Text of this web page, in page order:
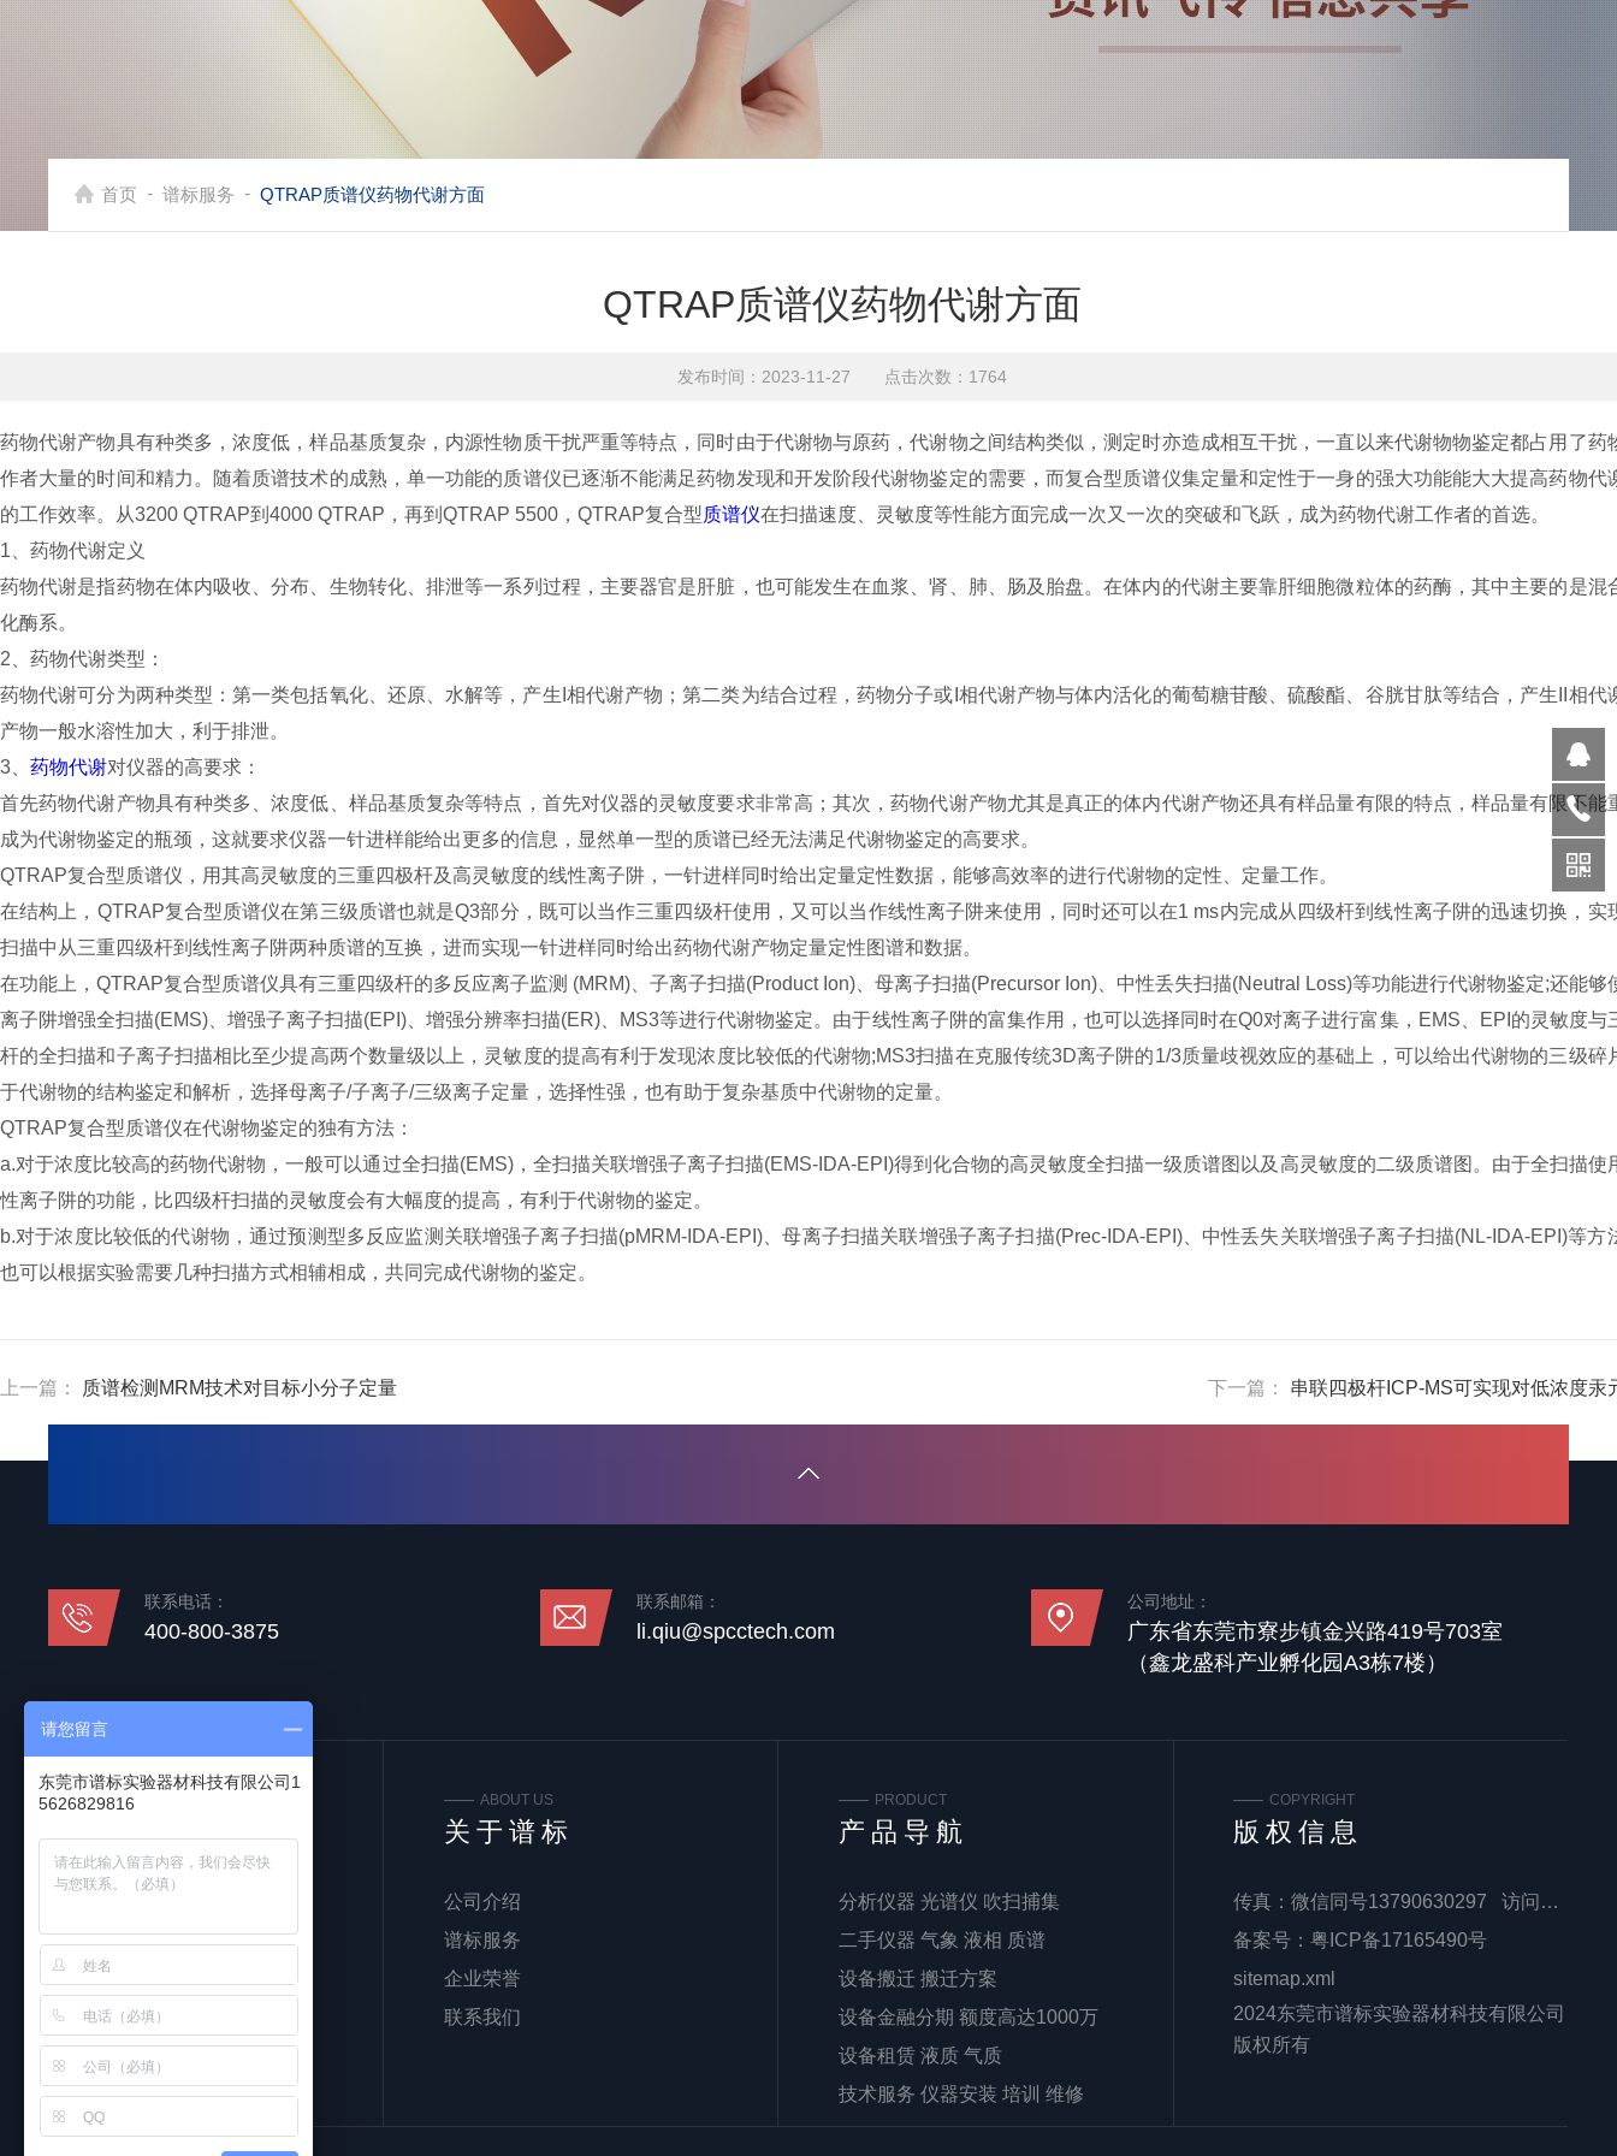
首页 - 谱标服务 - QTRAP质谱仪药物代谢方面
QTRAP质谱仪药物代谢方面
发布时间：2023-11-27 点击次数：1764
药物代谢产物具有种类多，浓度低，样品基质复杂，内源性物质干扰严重等特点，同时由于代谢物与原药，代谢物之间结构类似，测定时亦造成相互干扰，一直以来代谢物物鉴定都占用了药
作者大量的时间和精力。随着质谱技术的成熟，单一功能的质谱仪已逐渐不能满足药物发现和开发阶段代谢物鉴定的需要，而复合型质谱仪集定量和定性于一身的强大功能能大大提高药物代
的工作效率。从3200 QTRAP到 4000 QTRAP ，再到 QTRAP 5500 ， QTRAP复合型质谱仪在扫描速度、灵敏度等性能方面完成一次又一次的突破和飞跃，成为药物代谢工作者的首选。
1 、药物代谢定义
药物代谢是指药物在体内吸收、分布、生物转化、排泄等一系列过程，主要器官是肝脏，也可能发生在血浆、肾、肺、肠及胎盘。在体内的代谢主要靠肝细胞微粒体的药酶，其中主要的是混
化酶系。
2 、药物代谢类型：
药物代谢可分为两种类型：第一类包括氧化、还原、水解等，产生 相代谢产物；第二类为结合过程，药物分子或 相代谢产物与体内活化的葡萄糖苷酸、硫酸酯、谷胱甘肽等结合，产生 相代
产物一般水溶性加大，利于排泄。
3
药物代谢对仪器的高要求：
首先药物代谢产物具有种类多、浓度低、样品基质复杂等特点，首先对仪器的灵敏度要求非常高；其次，药物代谢产物尤其是真正的体内代谢产物还具有样品量有限的特点，样品量有限不能
成为代谢物鉴定的瓶颈，这就要求仪器一针进样能给出更多的信息，显然单一型的质谱已经无法满足代谢物鉴定的高要求。
QTRAP复合型质谱仪，用其高灵敏度的三重四极杆及高灵敏度的线性离子阱，一针进样同时给出定量定性数据，能够高效率的进行代谢物的定性、定量工作。
在结构上， QTRAP复合型质谱仪在第三级质谱也就是Q3部分，既可以当作三重四级杆使用，又可以当作线性离子阱来使用，同时还可以在1 ms内完成从四级杆到线性离子阱的迅速切换，实
扫描中从三重四级杆到线性离子阱两种质谱的互换，进而实现一针进样同时给出药物代谢产物定量定性图谱和数据。
在功能上， QTRAP复合型质谱仪具有三重四级杆的多反应离子监测 (MRM) 、子离子扫描(Product Ion) 、母离子扫描(Precursor Ion) 、中性丢失扫描(Neutral Loss)等功能进行代谢物鉴定;还能够
离子阱增强全扫描(EMS) 、增强子离子扫描(EPI)、增强分辨率扫描(ER) MS3等进行代谢物鉴定。由于线性离子阱的富集作用，也可以选择同时在Q0对离子进行富集， EMS EPI 的灵敏度与
杆的全扫描和子离子扫描相比至少提高两个数量级以上，灵敏度的提高有利于发现浓度比较低的代谢物;MS3扫描在克服传统3D离子阱的1/3质量歧视效应的基础上，可以给出代谢物的三级碎
于代谢物的结构鉴定和解析，选择母离子/子离子/三级离子定量，选择性强，也有助于复杂基质中代谢物的定量。
QTRAP复合型质谱仪在代谢物鉴定的独有方法：
a.对于浓度比较高的药物代谢物，一般可以通过全扫描(EMS)，全扫描关联增强子离子扫描(EMS-IDA-EPI)得到化合物的高灵敏度全扫描一级质谱图以及高灵敏度的二级质谱图。由于全扫描使
性离子阱的功能，比四级杆扫描的灵敏度会有大幅度的提高，有利于代谢物的鉴定。
b.对于浓度比较低的代谢物，通过预测型多反应监测关联增强子离子扫描(pMRM-IDA-EPI) 、母离子扫描关联增强子离子扫描(Prec-IDA-EPI)、中性丢失关联增强子离子扫描(NL-IDA-EPI)等方
也可以根据实验需要几种扫描方式相辅相成，共同完成代谢物的鉴定。
上一篇： 质谱检测MRM技术对目标小分子定量 下一篇： 串联四极杆ICP-MS可实现对低浓度汞
联系电话：
400-800-3875
联系邮箱：
li.qiu@spcctech.com
公司地址：
广东省东莞市寮步镇金兴路419号703室
（鑫龙盛科产业孵化园A3栋7楼）
FOLLOW US
关注我们
ABOUT US
关于谱标
公司介绍
谱标服务
企业荣誉
联系我们
PRODUCT
产品导航
分析仪器 光谱仪 吹扫捕集
二手仪器 气象 液相 质谱
设备搬迁 搬迁方案
设备金融分期 额度高达1000万
设备租赁 液质 气质
技术服务 仪器安装 培训 维修
仪器配件 实验耗材
COPYRIGHT
版权信息
传真：微信同号13790630297 访问量：
备案号： 粤ICP备17165490号
sitemap.xml
2024东莞市谱标实验器材科技有限公司
版权所有
请您留言
东莞市谱标实验器材科技有限公司1
5626829816